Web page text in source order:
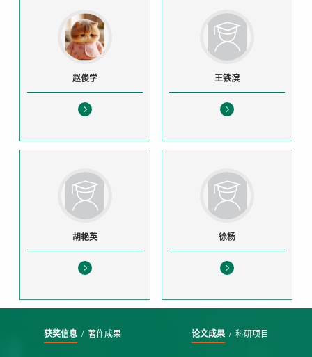
赵俊学 王铁滨
胡艳英 徐杨
获奖信息/ 著作成果 论文成果/ 科研项目